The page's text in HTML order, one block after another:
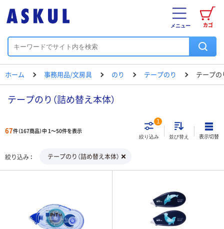
カゴ
メニュー
ホーム 事務用品/文房具 のり テープのり テープの
テープのり（詰め替え本体）
67件（167商品）中 1～50件を表示
絞り込み
1
並び替え 表示切替
絞り込み テープのり（詰め替え本体）